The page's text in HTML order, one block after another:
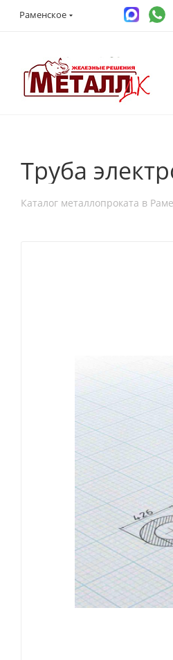
Раменское
Труба
Каталог металлопроката в